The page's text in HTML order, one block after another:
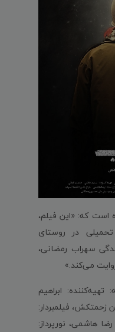
است که: «این فیلم،
در روستای
سهراب رمضانی،
ابراهیم
زحمتکش، فیلمبردار:
هاشمی، نورپرداز: